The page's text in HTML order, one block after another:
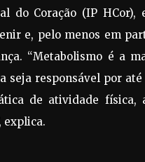
Coração (IP HCor),
e, pelo menos em
“Metabolismo é a
seja responsável por
de atividade física,
explica.